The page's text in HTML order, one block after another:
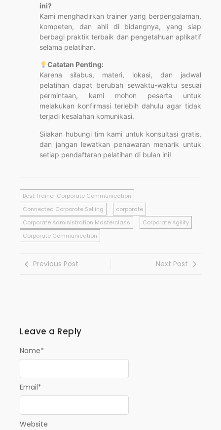
ini?
Kami menghadirkan trainer yang berpengalaman,
kompeten, dan ahli di bidangnya, yang siap
berbagi praktik terbaik dan pengetahuan aplikatif
selama pelatihan.
Catatan Penting:
Karena silabus, materi, lokasi, dan jadwal
pelatihan dapat berubah sewaktu-waktu sesuai
permintaan, kami mohon peserta untuk
melakukan konfirmasi terlebih dahulu agar tidak
terjadi kesalahan komunikasi.
Silakan hubungi tim kami untuk konsultasi gratis,
dan jangan lewatkan penawaran menarik untuk
setiap pendaftaran pelatihan di bulan ini!
Best Trainer Corporate Communication
Connected Corporate Selling
corporate
Corporate Administration Masterclass
Corporate Agility
Corporate Communication
Previous Post Next Post
Leave a Reply
Name*
Email*
Website